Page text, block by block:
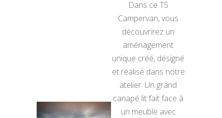
Dans ce T5
Campervan, vous
découvrirez un
aménagement
unique créé, désigné
et réalisé dans notre
atelier. Un grand
canapé lit fait face à
un meuble avec